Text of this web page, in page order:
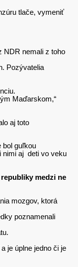
tlače, vymeniť
NDR nemali z toho
Pozývatelia
Maďarskom,“
aj toto
bol guľkou
nimi aj deti vo veku
medzi ne
mozgov, ktorá
poznamenali
je úplne jedno či je